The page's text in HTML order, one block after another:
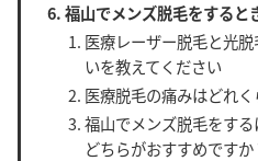
福山でメンズ脱毛をすると
医療レーザー脱毛と光
いを教えてください
医療脱毛の痛みはどれく
福山でメンズ脱毛をす
どちらがおすすめですか